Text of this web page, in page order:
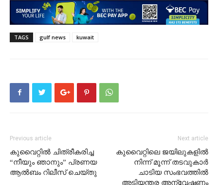
TAGS gulf news kuwait
Previous article
കുവൈറ്റിൽ ചിത്രീകരിച്ച
“നീയും ഞാനും” പ്രണയ
ആൽബം റിലീസ് ചെയ്തു
Next article
കുവൈറ്റിലെ ജയിലുകളിൽ
നിന്ന് മൂന്ന് തടവുകാർ
ചാടിയ സംഭവത്തിൽ
അടിയന്തര അന്വേഷണം